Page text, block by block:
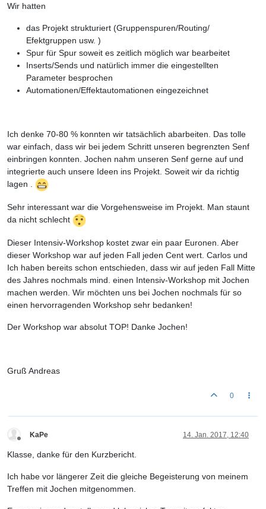
Wir hatten
das Projekt strukturiert (Gruppenspuren/Routing/
Efektgruppen usw. )
Spur für Spur soweit es zeitlich möglich war bearbeitet
Inserts/Sends und natürlich immer die eingestellten
Parameter besprochen
Automationen/Effektautomationen eingezeichnet
Ich denke 70-80 % konnten wir tatsächlich abarbeiten. Das tolle
war einfach, dass wir bei jedem Schritt unseren begrenzten Senf
einbringen konnten. Jochen nahm unseren Senf gerne auf und
integrierte auch unsere Ideen ins Projekt. Soweit wir da richtig
lagen .
Sehr interessant war die Vorgehensweise im Projekt. Man staunt
da nicht schlecht
Dieser Intensiv-Workshop kostet zwar ein paar Euronen. Aber
dieser Workshop war auf jeden Fall jeden Cent wert. Carlos und
Ich haben bereits schon entschieden, dass wir auf jeden Fall Mitte
des Jahres nochmals mind. einen Intensiv-Workshop mit Jochen
machen werden. Wir möchten uns bei Jochen nochmals für so
einen hervorragenden Workshop sehr bedanken!
Der Workshop war absolut TOP! Danke Jochen!
Gruß Andreas
0
Offline
KaPe 14. Jan. 2017, 12:40
Klasse, danke für den Kurzbericht.
Ich habe vor längerer Zeit die gleiche Begeisterung von meinem
Treffen mit Jochen mitgenommen.